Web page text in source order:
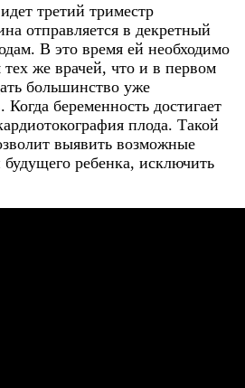
третий триместр
отправляется в декретный
В это время ей необходимо
же врачей, что и в первом
большинство уже
беременность достигает
плода. Такой
выявить возможные
ребенка, исключить